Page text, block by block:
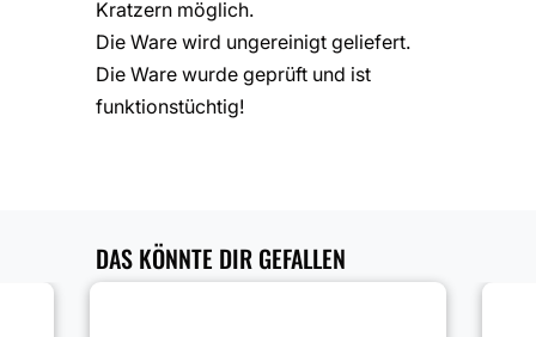
Kratzern möglich.
Die Ware wird ungereinigt geliefert.
Die Ware wurde geprüft und ist
funktionstüchtig!
DAS KÖNNTE DIR GEFALLEN